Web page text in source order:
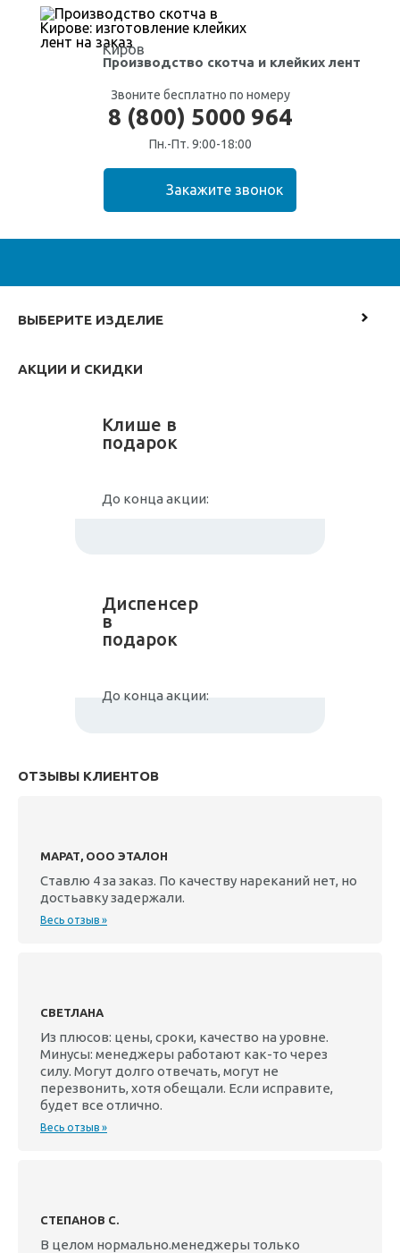
Киров
Производство скотча и клейких лент
Звоните бесплатно по номеру
8 (800) 5000 964
Пн.-Пт. 9:00-18:00
ВЫБЕРИТЕ ИЗДЕЛИЕ
АКЦИИ И СКИДКИ
Клише в
подарок
До конца акции:
Диспенсер
в
подарок
До конца акции:
ОТЗЫВЫ КЛИЕНТОВ
МАРАТ, ООО ЭТАЛОН
Ставлю 4 за заказ. По качеству нареканий нет, но
достьавку задержали.
Весь отзыв »
СВЕТЛАНА
Из плюсов: цены, сроки, качество на уровне.
Минусы: менеджеры работают как-то через
силу. Могут долго отвечать, могут не
перезвонить, хотя обещали. Если исправите,
будет все отлично.
Весь отзыв »
СТЕПАНОВ С.
В целом нормально.менеджеры только